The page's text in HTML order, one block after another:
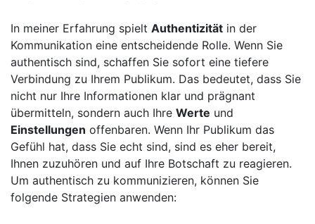
In meiner Erfahrung spielt Authentizität in der
Kommunikation eine‌ entscheidende Rolle. Wenn Sie
authentisch ⁤sind, schaffen⁣ Sie sofort eine tiefere
Verbindung zu Ihrem Publikum.‍ Das bedeutet, dass Sie
nicht nur Ihre Informationen klar‌ und prägnant
übermitteln, sondern auch Ihre Werte und
Einstellungen offenbaren. Wenn​ Ihr Publikum das
Gefühl hat, dass⁣ Sie echt⁢ sind, sind es eher⁢ bereit,
Ihnen zuzuhören und ‍auf Ihre Botschaft‌ zu reagieren.
Um authentisch zu kommunizieren, können Sie
folgende​ Strategien anwenden: